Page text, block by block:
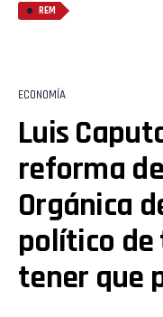
REM
ECONOMÍA
Luis
reforma
Orgánica
político
tener que